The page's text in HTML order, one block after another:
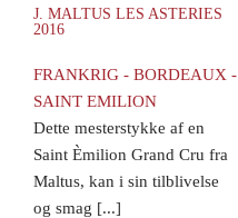
J. MALTUS LES ASTERIES
2016
FRANKRIG - BORDEAUX -
SAINT EMILION
Dette mesterstykke af en
Saint Èmilion Grand Cru fra
Maltus, kan i sin tilblivelse
og smag [...]